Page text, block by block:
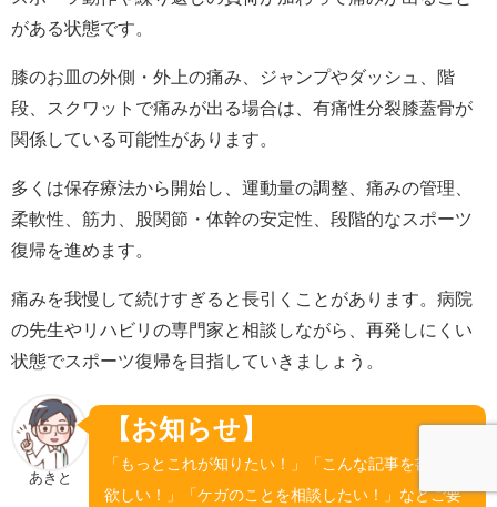
がある状態です。
膝のお皿の外側・外上の痛み、ジャンプやダッシュ、階
段、スクワットで痛みが出る場合は、有痛性分裂膝蓋骨が
関係している可能性があります。
多くは保存療法から開始し、運動量の調整、痛みの管理、
柔軟性、筋力、股関節・体幹の安定性、段階的なスポーツ
復帰を進めます。
痛みを我慢して続けすぎると長引くことがあります。病院
の先生やリハビリの専門家と相談しながら、再発しにくい
状態でスポーツ復帰を目指していきましょう。
あきと
【お知らせ】
「もっとこれが知りたい！」「こんな記事を書いて
欲しい！」「ケガのことを相談したい！」などご要